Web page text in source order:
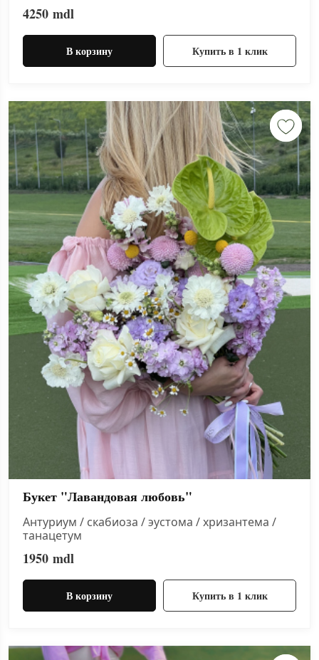
4250 mdl
В корзину Купить в 1 клик
Букет "Лавандовая любовь"
Антуриум / скабиоза / эустома / хризантема /
танацетум
1950 mdl
В корзину Купить в 1 клик